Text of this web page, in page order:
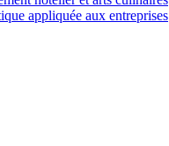
appliquée aux entreprises